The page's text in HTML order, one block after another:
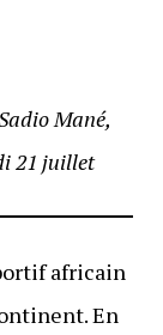
Mané,
21 juillet
africain
En